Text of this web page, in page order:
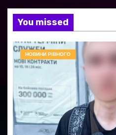
You missed
НОВИНИ РІВНОГО